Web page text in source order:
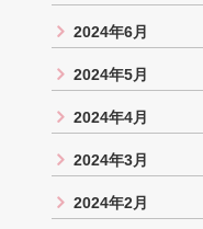
2024年6月
2024年5月
2024年4月
2024年3月
2024年2月